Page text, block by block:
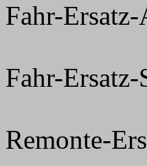
Fahr-
Fahr-
Remonte-